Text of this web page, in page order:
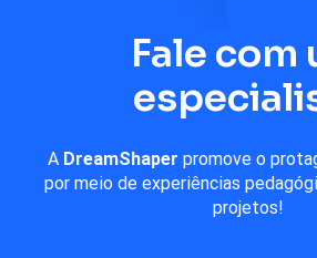
Fale com
A DreamShaper promove o
por meio de experiências
projetos!